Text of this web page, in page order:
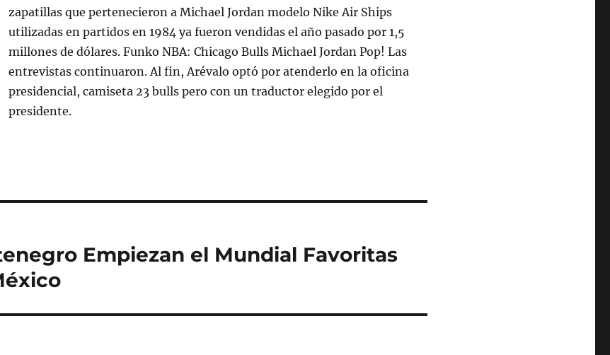
zapatillas que pertenecieron a Michael Jordan modelo Nike Air Ships
utilizadas en partidos en 1984 ya fueron vendidas el año pasado por 1,5
millones de dólares. Funko NBA: Chicago Bulls Michael Jordan Pop! Las
entrevistas continuaron. Al fin, Arévalo optó por atenderlo en la oficina
presidencial, camiseta 23 bulls pero con un traductor elegido por el
presidente.
Empiezan el Mundial Favoritas